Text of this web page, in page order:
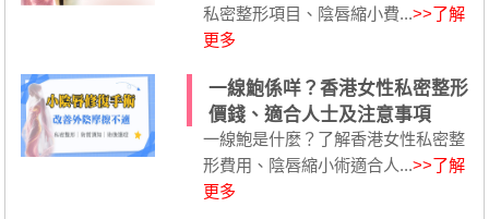
私密整形項目、陰唇縮小費...>>了解
更多
一線鮑係咩？香港女性私密整形
價錢、適合人士及注意事項
一線鮑是什麼？了解香港女性私密整
形費用、陰唇縮小術適合人...>>了解
更多